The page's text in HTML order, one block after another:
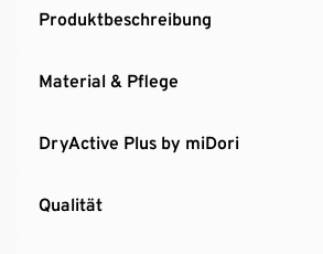
Produktbeschreibung
Material & Pflege
DryActive Plus by miDori
Qualität